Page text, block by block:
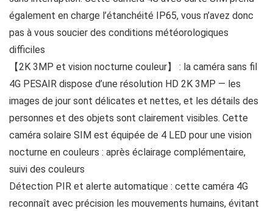
également en charge l’étanchéité IP65, vous n’avez donc
pas à vous soucier des conditions météorologiques
difficiles
【2K 3MP et vision nocturne couleur】 : la caméra sans fil
4G PESAIR dispose d’une résolution HD 2K 3MP — les
images de jour sont délicates et nettes, et les détails des
personnes et des objets sont clairement visibles. Cette
caméra solaire SIM est équipée de 4 LED pour une vision
nocturne en couleurs : après éclairage complémentaire,
suivi des couleurs
Détection PIR et alerte automatique : cette caméra 4G
reconnaît avec précision les mouvements humains, évitant